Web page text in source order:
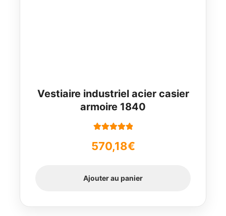
Vestiaire industriel acier casier
armoire 1840
5
570,18€
Ajouter au panier